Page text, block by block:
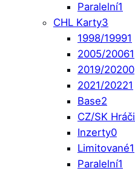
Paralelní1
CHL Karty3
1998/19991
2005/20061
2019/20200
2021/20221
Base2
CZ/SK Hráči
Inzerty0
Limitované1
Paralelní1